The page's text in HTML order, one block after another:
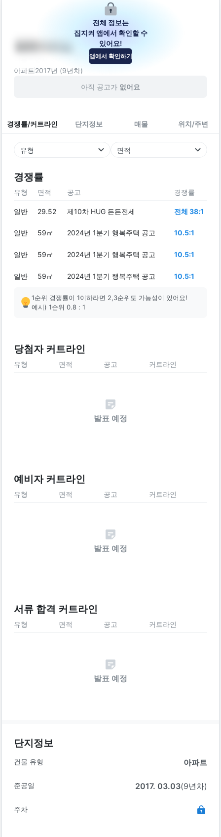
서울특별시 강서구 등촌로13나길 16-27
아파트 2017년 (9년차)
아직 공고가 없어요
경쟁률/커트라인 단지정보 매물 위치/주변
유형 면적
경쟁률
전체 정보는
집지켜 앱에서 확인할 수
있어요!
앱에서 확인하기
유형 면적 공고 경쟁률
일반 29.52 제10차 HUG 든든전세 전체 38:1
일반 59㎡ 2024년 1분기 행복주택 공고 10.5:1
일반 59㎡ 2024년 1분기 행복주택 공고 10.5:1
일반 59㎡ 2024년 1분기 행복주택 공고 10.5:1
1순위 경쟁률이 1이하라면 2,3순위도 가능성이 있어요!
예시) 1순위 0.8 : 1
당첨자 커트라인
유형 면적 공고 커트라인
발표 예정
예비자 커트라인
유형 면적 공고 커트라인
발표 예정
서류 합격 커트라인
유형 면적 공고 커트라인
발표 예정
단지정보
건물 유형 아파트
준공일 2017. 03.03(9년차)
주차